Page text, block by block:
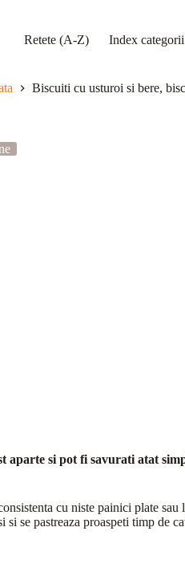
Retete (A-Z) Index categorii
Biscuiti cu usturoi si bere,
si pot fi savurati atat
cu niste painici plate
se pastreaza proaspeti timp de